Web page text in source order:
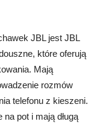
JBL jest JBL
które oferują
Mają
rozmów
telefonu z kieszeni.
pot i mają długą